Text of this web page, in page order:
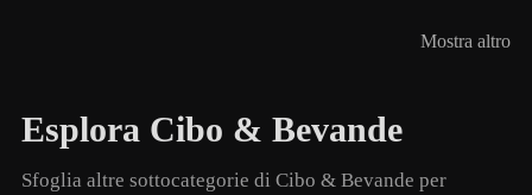
Mostra altro
Esplora Cibo & Bevande
Sfoglia altre sottocategorie di Cibo & Bevande per